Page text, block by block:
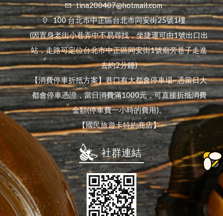
tina200407@hotmail.com
100 台北市中正區台北市同安街25號1樓
(因置身老街小巷弄中不易尋找，坐捷運可由1號出口出
站，走路可定位台北市中正區同安街1號廟旁巷子走進
去約2分鐘)
【消費停車折抵方案】巷口有大都會停車場~憑當日大
都會停車憑證，當日消費滿1000元，可直接折抵消費
金額(停車費一小時的費用)。
【國民旅遊卡特約商店】
社群連結